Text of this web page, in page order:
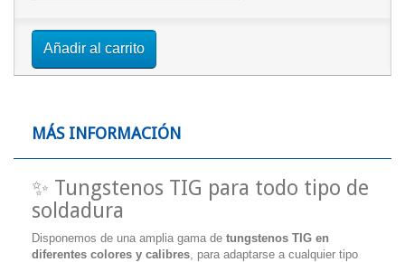
Añadir al carrito
MÁS INFORMACIÓN
✨ Tungstenos TIG para todo tipo de
soldadura
Disponemos de una amplia gama de tungstenos TIG en
diferentes colores y calibres, para adaptarse a cualquier tipo